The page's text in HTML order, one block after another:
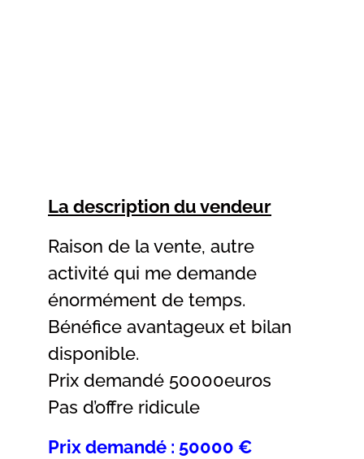
La description du vendeur
Raison de la vente, autre
activité qui me demande
énormément de temps.
Bénéfice avantageux et bilan
disponible.
Prix demandé 50000euros
Pas d’offre ridicule
Prix demandé : 50000 €